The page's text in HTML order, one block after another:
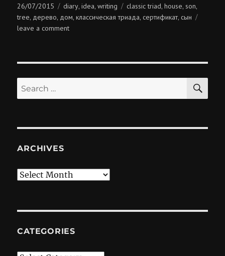
Posted
on
26/07/2015 Categories
diary,idea,writing Tags
classic triad,house, son,
tree, дерево, дом,классическая триада,сертификат,сын
leave a commenton
Search
for:
ARCHIVES
Archives
CATEGORIES